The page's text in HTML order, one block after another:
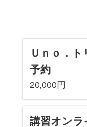
Ｕｎｏ．ト
予約
20,000円
講習オンラ